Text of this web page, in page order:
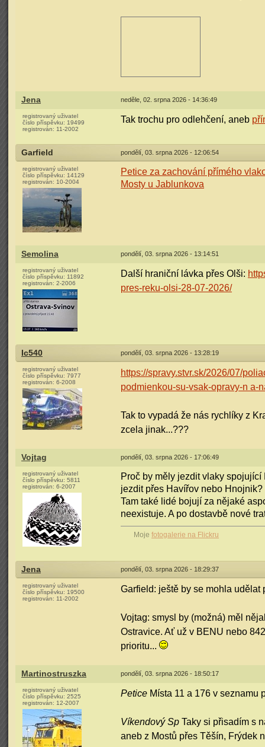
Jena neděle, 02. srpna 2026 - 14:36:49
registrovaný uživatel
číslo příspěvku: 19499
registrován: 11-2002
Tak trochu pro odlehčení, aneb
Garfield pondělí, 03. srpna 2026 - 12:06:54
registrovaný uživatel
číslo příspěvku: 14129
registrován: 10-2004
Petice za zachování přímého
Mosty u Jablunkova
Semolina pondělí, 03. srpna 2026 - 13:14:51
registrovaný uživatel
číslo příspěvku: 11892
registrován: 2-2006
Další hraniční lávka přes Olši:
pres-reku-olsi-28-07-2026/
Ic540 pondělí, 03. srpna 2026 - 13:28:19
registrovaný uživatel
číslo příspěvku: 7977
registrován: 6-2008
https://spravy.stvr.sk/2026/07/
podmienkou-su-vsak-opravy-n a-
Tak to vypadá že nás rychlíky z
zcela jinak...???
Vojtag pondělí, 03. srpna 2026 - 17:06:49
registrovaný uživatel
číslo příspěvku: 5811
registrován: 6-2007
Proč by měly jezdit vlaky
jezdit přes Havířov nebo Hnojnik?
Tam také lidé bojují za nějaké
neexistuje. A po dostavbě nové
Moje fotogalerie na Flickru
Jena pondělí, 03. srpna 2026 - 18:29:37
registrovaný uživatel
číslo příspěvku: 19500
registrován: 11-2002
Garfield: ještě by se mohla
Vojtag: smysl by (možná) měl
Ostravice. Ať už v BENU nebo
prioritu...
Martinostruszka pondělí, 03. srpna 2026 - 18:50:17
registrovaný uživatel
číslo příspěvku: 2525
registrován: 12-2007
Petice Místa 11 a 176 v seznamu
Víkendový Sp Taky si přisadím s
aneb z Mostů přes Těšín, Frýdek